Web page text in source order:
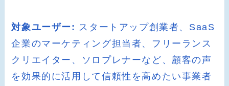
対象ユーザー: スタートアップ創業者、SaaS
企業のマーケティング担当者、フリーランス
クリエイター、ソロプレナーなど、顧客の声
を効果的に活用して信頼性を高めたい事業者